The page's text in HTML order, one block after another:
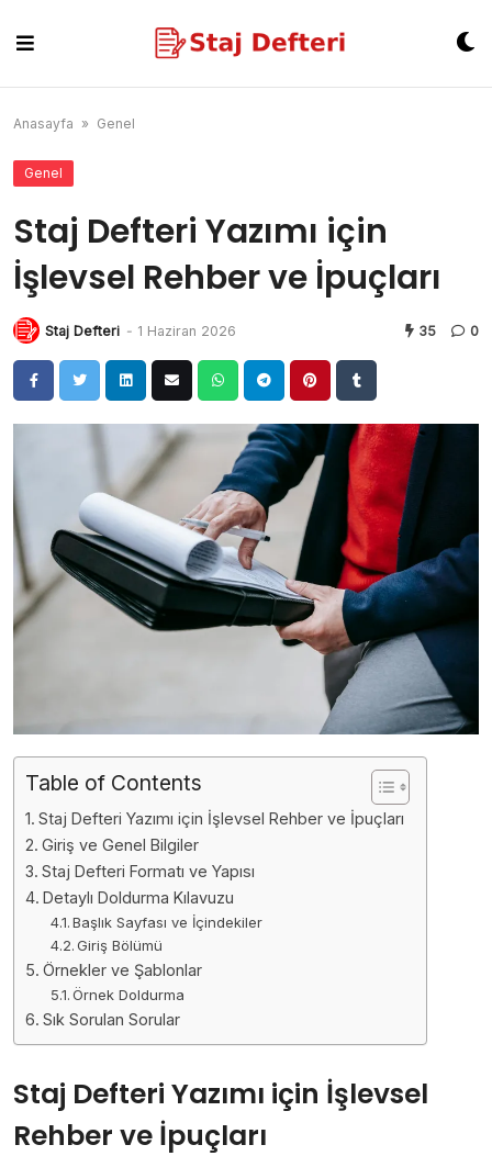
content
Anasayfa » Genel
Genel
Staj Defteri Yazımı için
İşlevsel Rehber ve İpuçları
Staj Defteri - 1 Haziran 2026 35 0
Table of Contents
Staj Defteri Yazımı için İşlevsel Rehber ve İpuçları
Giriş ve Genel Bilgiler
Staj Defteri Formatı ve Yapısı
Detaylı Doldurma Kılavuzu
Başlık Sayfası ve İçindekiler
Giriş Bölümü
Örnekler ve Şablonlar
Örnek Doldurma
Sık Sorulan Sorular
Staj Defteri Yazımı için İşlevsel
Rehber ve İpuçları